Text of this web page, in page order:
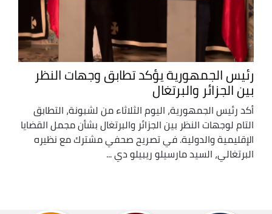
رئيس الجمهورية يؤكد تطابق وجهات النظر
بين الجزائر والبرتغال
أكد رئيس الجمهورية، اليوم الثلاثاء من لشبونة، التطابق
التام لوجهات النظر بين الجزائر والبرتغال بشأن مجمل القضايا
الإقليمية والدولية. في تصريح صحفي مشترك مع نظيره
البرتغالي، السيد مارسيلو ريبيلو دي ...